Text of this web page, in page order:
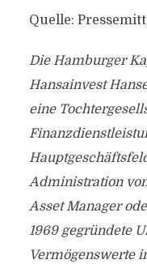
Quelle:
Die Hamburger
Hansainvest
eine
Administration
Asset Manager
1969 gegründete
Vermögenswerte